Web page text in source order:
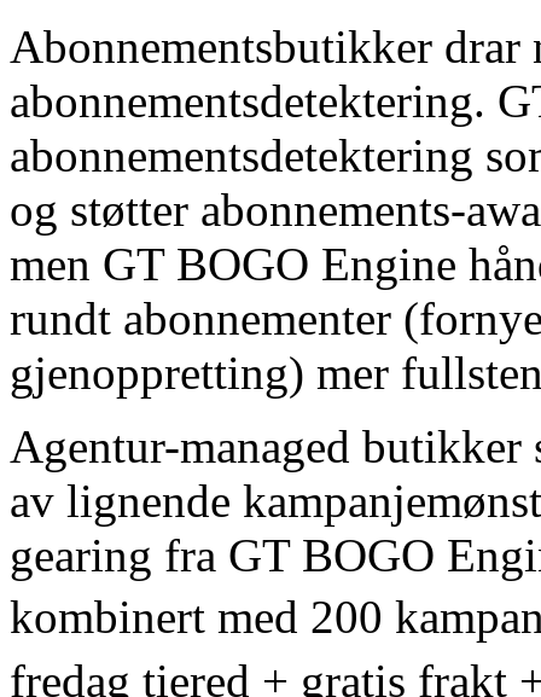
Abonnementsbutikker
abonnementsdetektering.
abonnementsdetektering
og støtter abonnements-
men GT BOGO Engine
rundt abonnementer
gjenoppretting) mer
Agentur-managed
av lignende
gearing fra GT BOGO
kombinert med 200
fredag tiered + gratis frakt